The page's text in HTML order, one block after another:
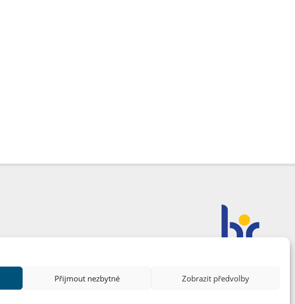
Přijmout nezbytné Zobrazit předvolby